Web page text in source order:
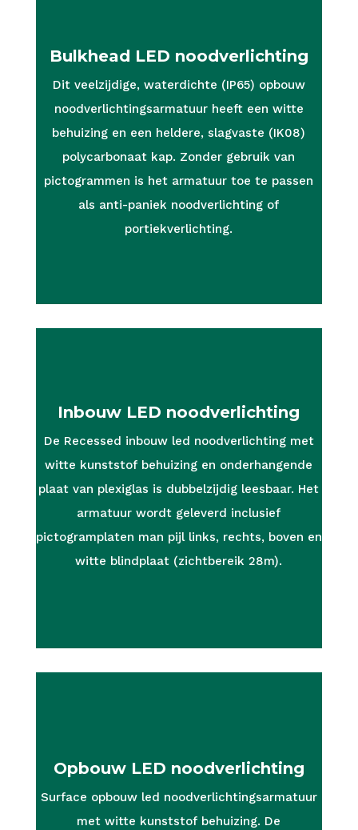
Bulkhead LED noodverlichting
Dit veelzijdige, waterdichte (IP65) opbouw
noodverlichtingsarmatuur heeft een witte
behuizing en een heldere, slagvaste (IK08)
polycarbonaat kap. Zonder gebruik van
pictogrammen is het armatuur toe te passen
als anti-paniek noodverlichting of
portiekverlichting.
Inbouw LED noodverlichting
De Recessed inbouw led noodverlichting met
witte kunststof behuizing en onderhangende
plaat van plexiglas is dubbelzijdig leesbaar. Het
armatuur wordt geleverd inclusief
pictogramplaten man pijl links, rechts, boven en
witte blindplaat (zichtbereik 28m).
Opbouw LED noodverlichting
Surface opbouw led noodverlichtingsarmatuur
met witte kunststof behuizing. De